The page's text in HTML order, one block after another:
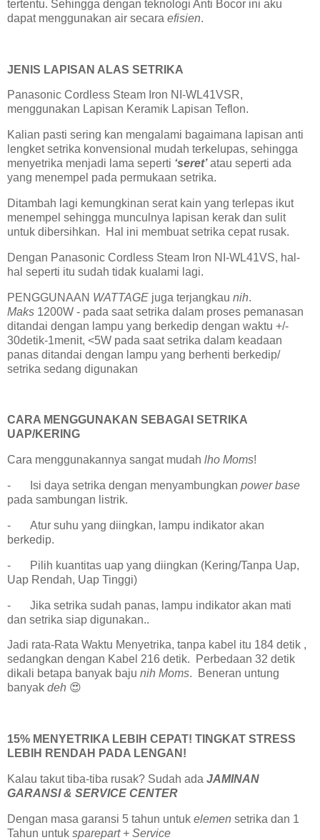
tertentu. Sehingga dengan teknologi Anti Bocor ini aku
dapat menggunakan air secara efisien.
JENIS LAPISAN ALAS SETRIKA
Panasonic Cordless Steam Iron NI-WL41VSR,
menggunakan Lapisan Keramik Lapisan Teflon.
Kalian pasti sering kan mengalami bagaimana lapisan anti
lengket setrika konvensional mudah terkelupas, sehingga
menyetrika menjadi lama seperti ‘seret’atau seperti ada
yang menempel pada permukaan setrika.
Ditambah lagi kemungkinan serat kain yang terlepas ikut
menempel sehingga munculnya lapisan kerak dan sulit
untuk dibersihkan. Hal ini membuat setrika cepat rusak.
Dengan Panasonic Cordless Steam Iron NI-WL41VS, hal-
hal seperti itu sudah tidak kualami lagi.
PENGGUNAAN WATTAGE juga terjangkau nih.
Maks 1200W - pada saat setrika dalam proses pemanasan
ditandai dengan lampu yang berkedip dengan waktu +/-
30detik-1menit, <5W pada saat setrika dalam keadaan
panas ditandai dengan lampu yang berhenti berkedip/
setrika sedang digunakan
CARA MENGGUNAKAN SEBAGAI SETRIKA
UAP/KERING
Cara menggunakannya sangat mudah lho Moms!
- Isi daya setrika dengan menyambungkan power base
pada sambungan listrik.
-
Atur suhu yang diingkan, lampu indikator akan
berkedip.
-
Pilih kuantitas uap yang diingkan (Kering/Tanpa Uap,
Uap Rendah, Uap Tinggi)
-
Jika setrika sudah panas, lampu indikator akan mati
dan setrika siap digunakan..
Jadi rata-Rata Waktu Menyetrika, tanpa kabel itu 184 detik ,
sedangkan dengan Kabel 216 detik. Perbedaan 32 detik
dikali betapa banyak baju nih Moms. Beneran untung
banyak deh 😍
15% MENYETRIKA LEBIH CEPAT! TINGKAT STRESS
LEBIH RENDAH PADA LENGAN!
Kalau takut tiba-tiba rusak? Sudah ada JAMINAN
GARANSI & SERVICE CENTER
Dengan masa garansi 5 tahun untuk elemen setrika dan 1
Tahun untuk sparepart + Service